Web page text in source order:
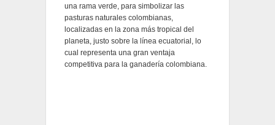
una rama verde, para simbolizar las
pasturas naturales colombianas,
localizadas en la zona más tropical del
planeta, justo sobre la línea ecuatorial, lo
cual representa una gran ventaja
competitiva para la ganadería colombiana.